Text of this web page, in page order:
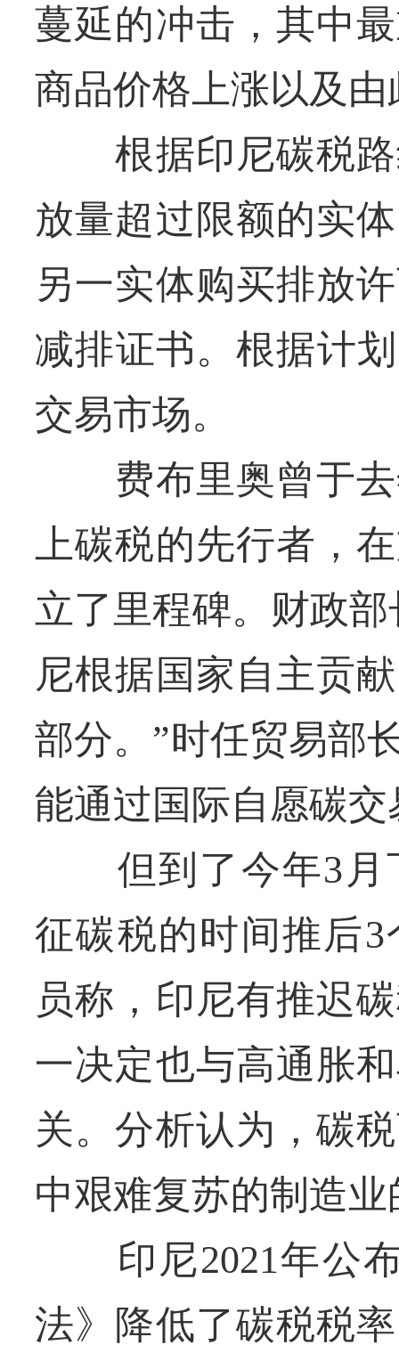
蔓延的冲击，其中
商品价格上涨以及
根据印尼碳税路
放量超过限额的实
另一实体购买排放
减排证书。根据计
交易市场。
费布里奥曾于去
上碳税的先行者，
立了里程碑。财政
尼根据国家自主贡
部分。”时任贸易部
能通过国际自愿碳
但到了今年3月
征碳税的时间推后
员称，印尼有推迟
一决定也与高通胀
关。分析认为，碳
中艰难复苏的制造
印尼2021年公布
法》降低了碳税税